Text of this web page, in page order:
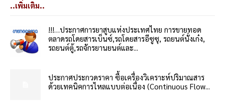
..เพิ่มเติม..
!!!…ประกาศการยาสูบแห่งประเทศไทย การขายทอด
ตลาดรถโดยสารเบ็นซ์,รถโดยสารอีซูซุ, รถยนต์นั่งเก๋ง,
รถยนต์ตู้,รถจักรยานยนต์และ...
ประกาศประกวดราคา ซื้อเครื่องวิเคราะห์ปริมาณสาร
ด้วยเทคนิคการไหลแบบต่อเนื่อง (Continuous Flow...